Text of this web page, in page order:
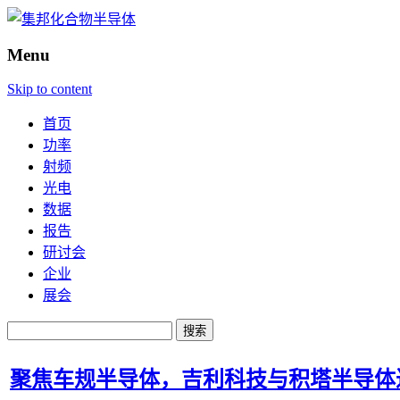
Menu
Skip to content
首页
功率
射频
光电
数据
报告
研讨会
企业
展会
聚焦车规半导体，吉利科技与积塔半导